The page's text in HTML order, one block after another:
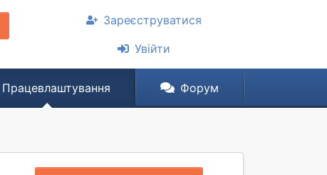
Зареєструватися
Увійти
Працевлаштування Форум